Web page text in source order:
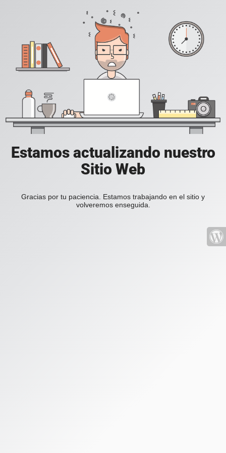
Estamos actualizando nuestro
Sitio Web
Gracias por tu paciencia. Estamos trabajando en el sitio y
volveremos enseguida.